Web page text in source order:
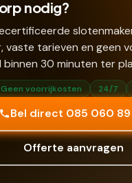
nodig?
vaste tarieven en geen
binnen 30 minuten ter
Geen voorrijkosten 24/7
Bel direct 085 060
Offerte aanvragen